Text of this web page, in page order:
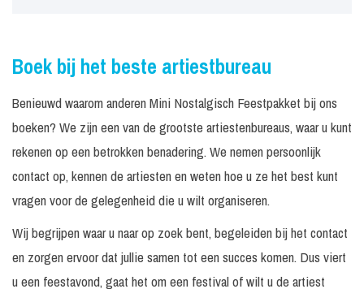
Boek bij het beste artiestbureau
Benieuwd waarom anderen Mini Nostalgisch Feestpakket bij ons
boeken? We zijn een van de grootste artiestenbureaus, waar u kunt
rekenen op een betrokken benadering. We nemen persoonlijk
contact op, kennen de artiesten en weten hoe u ze het best kunt
vragen voor de gelegenheid die u wilt organiseren.
Wij begrijpen waar u naar op zoek bent, begeleiden bij het contact
en zorgen ervoor dat jullie samen tot een succes komen. Dus viert
u een feestavond, gaat het om een festival of wilt u de artiest